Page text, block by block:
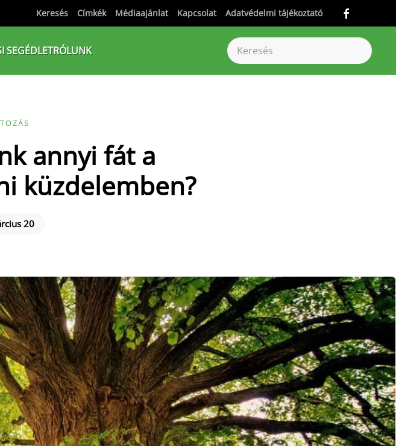
Keresés Címkék Médiaajánlat Kapcsolat Adatvédelmi tájékoztató
SEGÉDLETRÓLUNK
annyi fát a
küzdelemben?
20